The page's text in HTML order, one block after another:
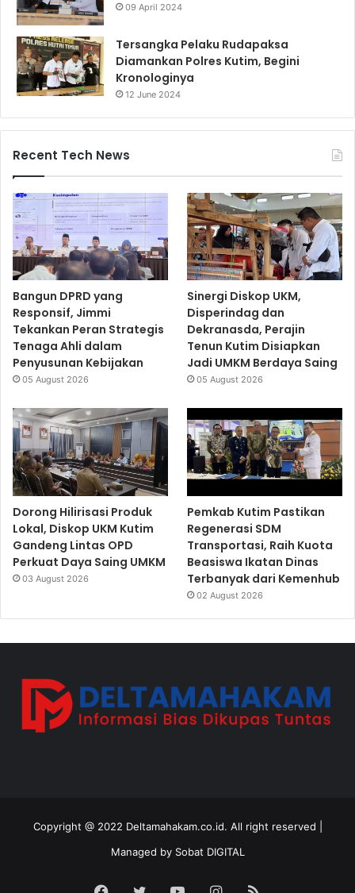
09 April 2024
Tersangka Pelaku Rudapaksa
Diamankan Polres Kutim, Begini
Kronologinya
12 June 2024
Recent Tech News
Bangun DPRD yang
Responsif, Jimmi
Tekankan Peran Strategis
Tenaga Ahli dalam
Penyusunan Kebijakan
05 August 2026
Sinergi Diskop UKM,
Disperindag dan
Dekranasda, Perajin
Tenun Kutim Disiapkan
Jadi UMKM Berdaya Saing
05 August 2026
Dorong Hilirisasi Produk
Lokal, Diskop UKM Kutim
Gandeng Lintas OPD
Perkuat Daya Saing UMKM
03 August 2026
Pemkab Kutim Pastikan
Regenerasi SDM
Transportasi, Raih Kuota
Beasiswa Ikatan Dinas
Terbanyak dari Kemenhub
02 August 2026
Copyright @ 2022 Deltamahakam.co.id. All right reserved |
Managed by Sobat DIGITAL